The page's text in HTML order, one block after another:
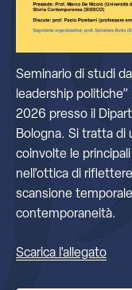
Seminario di studi
leadership
2026 presso il
Bologna. Si tratta di
coinvolte le
nell’ottica di
scansione
contemporaneità.
Scarica l'allegato